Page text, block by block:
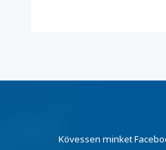
Kövessen minket